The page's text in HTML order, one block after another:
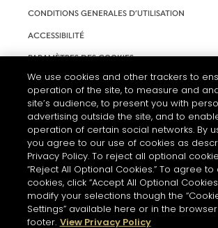
CONDITIONS GENERALES D’UTILISATION
ACCESSIBILITÉ
PARAMÈTRES DES COOKIES
L'ABUS D'ALCOOL EST DANGEREUX POUR
CONSOMMER AVEC MODÉRATION.
We use cookies and other trackers to
operation of the site, to measure and
site’s audience, to present you with
advertising outside the site, and to
operation of certain social networks. By
you agree to our use of cookies as
Privacy Policy. To reject all optional
“Reject All Optional Cookies.” To agree
cookies, click “Accept All Optional
modify your selections though the
Settings” available here or in the browser
footer. View Privacy Policy